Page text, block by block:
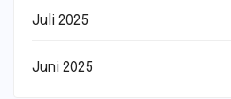
Juli 2025
Juni 2025